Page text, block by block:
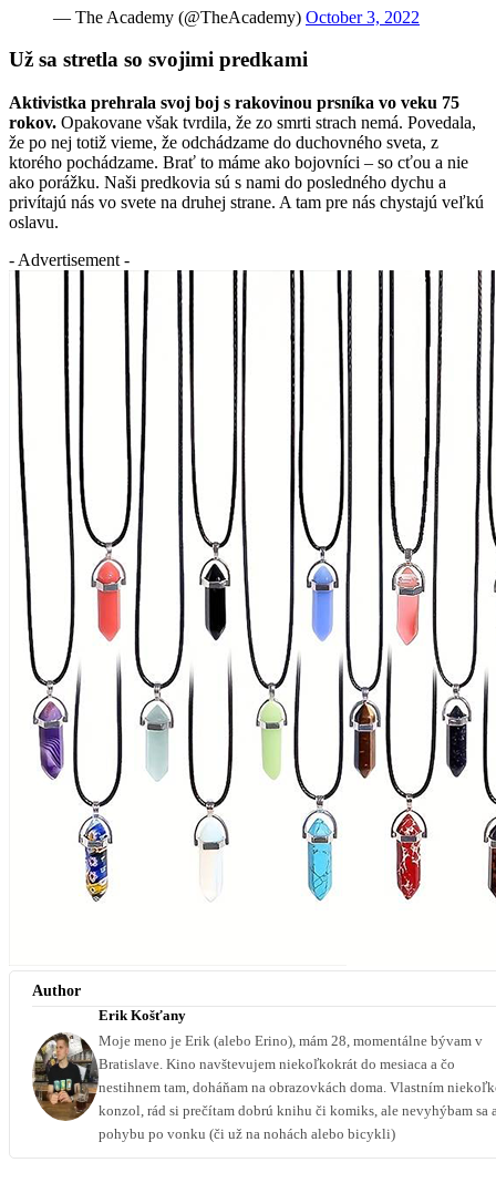
— The Academy (@TheAcademy) October 3, 2022
Už sa stretla so svojimi predkami
Aktivistka prehrala svoj boj s rakovinou prsníka vo veku 75
rokov. Opakovane však tvrdila, že zo smrti strach nemá. Povedala,
že po nej totiž vieme, že odchádzame do duchovného sveta, z
ktorého pochádzame. Brať to máme ako bojovníci – so cťou a nie
ako porážku. Naši predkovia sú s nami do posledného dychu a
privítajú nás vo svete na druhej strane. A tam pre nás chystajú veľkú
oslavu.
- Advertisement -
Author
Erik Košťany
Moje meno je Erik (alebo Erino), mám 28, momentálne bývam v
Bratislave. Kino navštevujem niekoľkokrát do mesiaca a čo
nestihnem tam, doháňam na obrazovkách doma. Vlastním
konzol, rád si prečítam dobrú knihu či komiks, ale nevyhýbam sa
pohybu po vonku (či už na nohách alebo bicykli)